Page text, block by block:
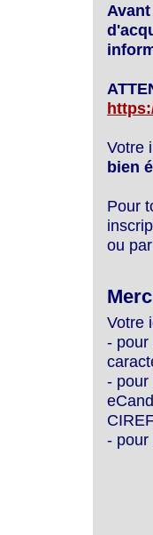
Votre
bien
Pour
ou
Votre
- pour
- pour
- pour